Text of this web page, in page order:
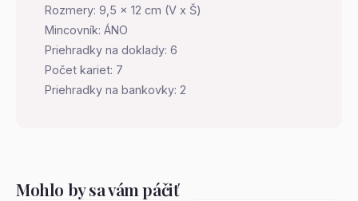
Rozmery: 9,5 x 12 cm (V x Š)
Mincovník: ÁNO
Priehradky na doklady: 6
Počet kariet: 7
Priehradky na bankovky: 2
Mohlo by sa vám páčiť